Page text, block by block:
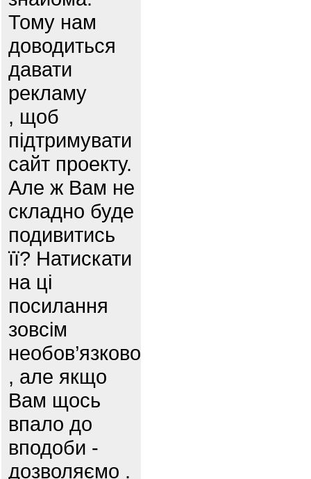
Тому нам
доводиться
давати
рекламу
, щоб
підтримувати
сайт проекту.
Але ж Вам не
складно буде
подивитись
її? Натискати
на ці
посилання
зовсім
необов’язково
, але якщо
Вам щось
впало до
вподоби -
дозволяємо .